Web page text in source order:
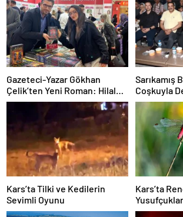
Gazeteci-Yazar Gökhan
Çelik’ten Yeni Roman: Hilal
Birliği
Sarıkamış
Coşkuyla
Kars’ta Tilki ve Kedilerin
Sevimli Oyunu
Kars’ta